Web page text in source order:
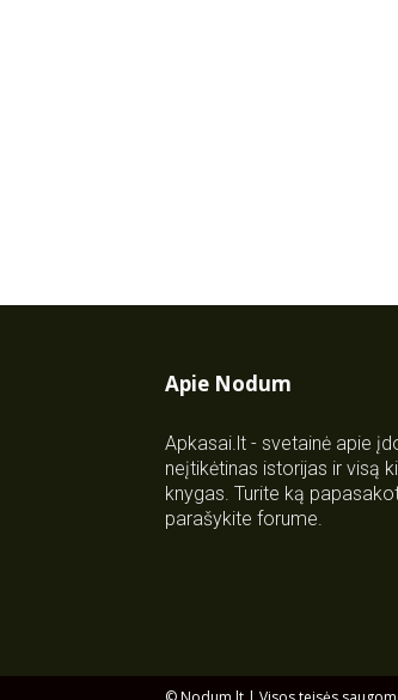
Apie Nodum
Apkasai.lt - svetainė apie
neįtikėtinas istorijas ir visą
knygas. Turite ką
parašykite forume.